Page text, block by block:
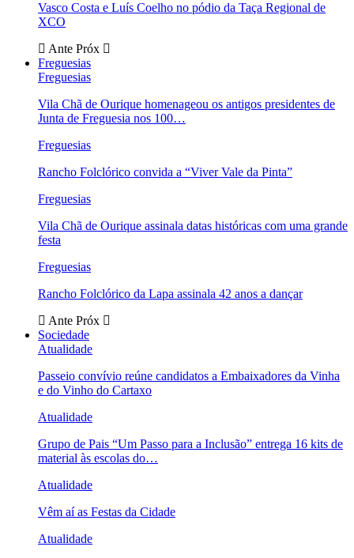
Vasco Costa e Luís Coelho no pódio da Taça Regional de
XCO
Ante Próx
Freguesias
Freguesias
Vila Chã de Ourique homenageou os antigos presidentes de
Junta de Freguesia nos 100…
Freguesias
Rancho Folclórico convida a “Viver Vale da Pinta”
Freguesias
Vila Chã de Ourique assinala datas históricas com uma grande
festa
Freguesias
Rancho Folclórico da Lapa assinala 42 anos a dançar
Ante Próx
Sociedade
Atualidade
Passeio convívio reúne candidatos a Embaixadores da Vinha
e do Vinho do Cartaxo
Atualidade
Grupo de Pais “Um Passo para a Inclusão” entrega 16 kits de
material às escolas do…
Atualidade
Vêm aí as Festas da Cidade
Atualidade